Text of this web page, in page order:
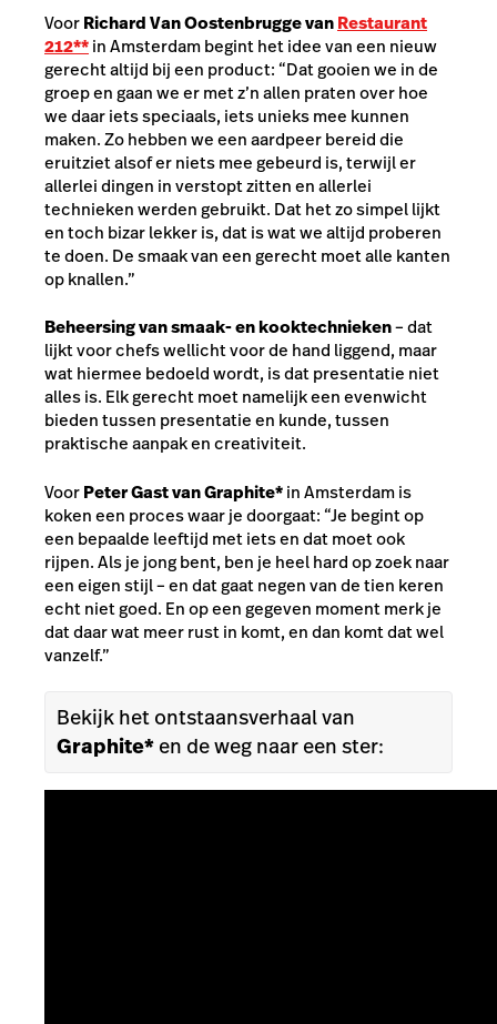
VoorRichard Van Oostenbrugge vanRestaurant
212**in Amsterdam begint het idee van een nieuw
gerecht altijd bij een product: “Dat gooien we in de
groep en gaan we er met z’n allen praten over hoe
we daar iets speciaals, iets unieks mee kunnen
maken. Zo hebben we een aardpeer bereid die
eruitziet alsof er niets mee gebeurd is, terwijl er
allerlei dingen in verstopt zitten en allerlei
technieken werden gebruikt. Dat het zo simpel lijkt
en toch bizar lekker is, dat is wat we altijd proberen
te doen. De smaak van een gerecht moet alle kanten
op knallen.”
Beheersing van smaak- en kooktechnieken– dat
lijkt voor chefs wellicht voor de hand liggend, maar
wat hiermee bedoeld wordt, is dat presentatie niet
alles is. Elk gerecht moet namelijk een evenwicht
bieden tussen presentatie en kunde, tussen
praktische aanpak en creativiteit.
VoorPeter Gast vanGraphite*in Amsterdam is
koken een proces waar je doorgaat: “Je begint op
een bepaalde leeftijd met iets en dat moet ook
rijpen. Als je jong bent, ben je heel hard op zoek naar
een eigen stijl – en dat gaat negen van de tien keren
echt niet goed. En op een gegeven moment merk je
dat daar wat meer rust in komt, en dan komt dat wel
vanzelf.”
Bekijk het ontstaansverhaal van
Graphite* en de weg naar een ster: